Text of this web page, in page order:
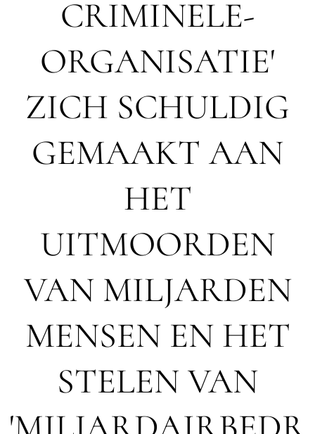
CRIMINELE-
ORGANISATIE'
ZICH SCHULDIG
GEMAAKT AAN
HET
UITMOORDEN
VAN MILJARDEN
MENSEN EN HET
STELEN VAN